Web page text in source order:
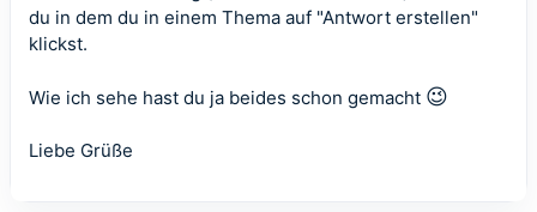
du in dem du in einem Thema auf "Antwort erstellen"
klickst.
Wie ich sehe hast du ja beides schon gemacht 😉
Liebe Grüße